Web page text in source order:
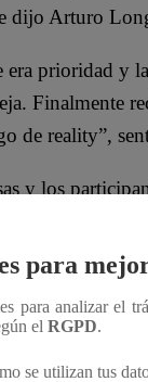
dijo Arturo
prioridad y
Finalmente
de reality”,
y los
hasta el
al video:
para
para analizar el
el RGPD.
se utilizan tus